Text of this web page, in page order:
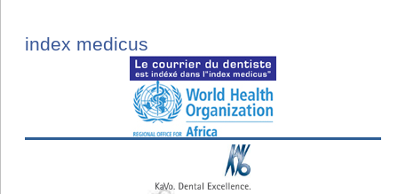
index medicus